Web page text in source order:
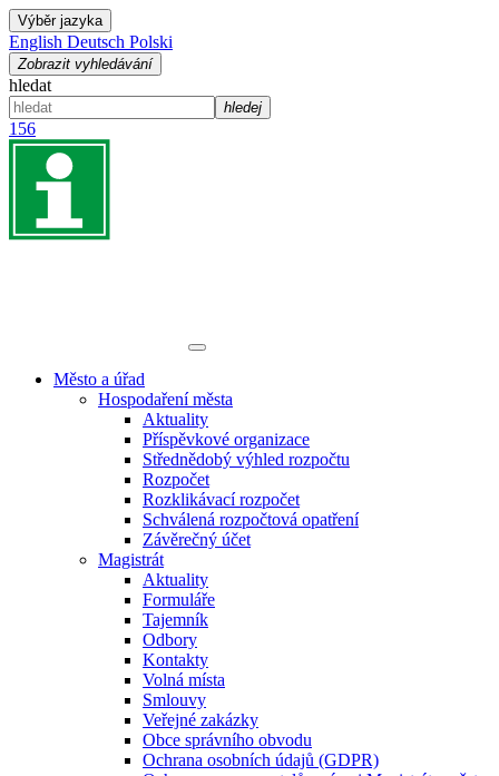
Výběr jazyka
English Deutsch Polski
Zobrazit vyhledávání
hledat
hledej
156
Město a úřad
Hospodaření města
Aktuality
Příspěvkové organizace
Střednědobý výhled rozpočtu
Rozpočet
Rozklikávací rozpočet
Schválená rozpočtová opatření
Závěrečný účet
Magistrát
Aktuality
Formuláře
Tajemník
Odbory
Kontakty
Volná místa
Smlouvy
Veřejné zakázky
Obce správního obvodu
Ochrana osobních údajů (GDPR)